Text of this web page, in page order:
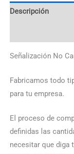
Descripción
Señalización No
Fabricamos todo
para tu empresa.
El proceso de
definidas las
necesitar que diga